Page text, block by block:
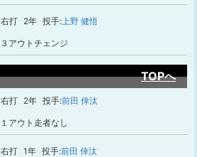
右打 2年 投手:上野 健悟
３アウトチェンジ
TOPへ
右打 2年 投手:前田 倖汰
１アウト走者なし
右打 1年 投手:前田 倖汰